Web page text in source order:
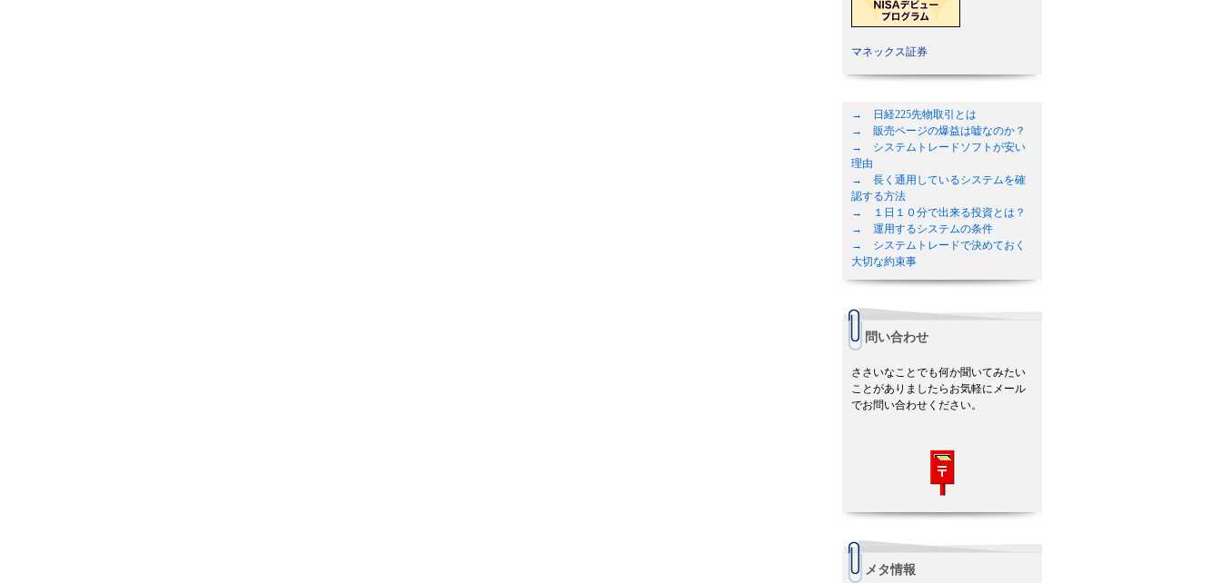
マネックス証券
→ 日経225先物取引とは
→ 販売ページの爆益は嘘なのか？
→ システムトレードソフトが安い
理由
→ 長く通用しているシステムを確
認する方法
→ １日１０分で出来る投資とは？
→ 運用するシステムの条件
→ システムトレードで決めておく
大切な約束事
問い合わせ
ささいなことでも何か聞いてみたい
ことがありましたらお気軽にメール
でお問い合わせください。
メタ情報